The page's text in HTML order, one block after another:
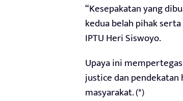
“Kesepakatan yang
kedua belah pihak
IPTU Heri Siswoyo.
Upaya ini
justice dan
masyarakat. (*)